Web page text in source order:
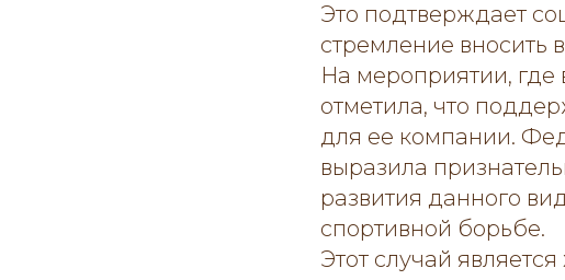
Это подтверждает
стремление вносить
На мероприятии, где
отметила, что
для ее компании.
выразила
развития данного
спортивной борьбе.
Этот случай